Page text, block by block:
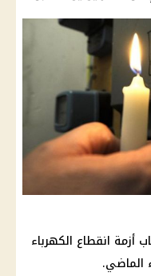
أزمة انقطاع الكهرباء
الماضي.